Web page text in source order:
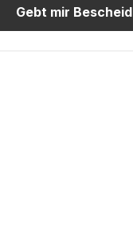
Gebt mir Bescheid